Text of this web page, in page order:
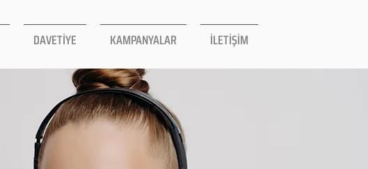
DAVETİYE KAMPANYALAR İLETİŞİM